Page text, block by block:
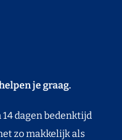
je graag.
dagen bedenktijd
zo makkelijk als